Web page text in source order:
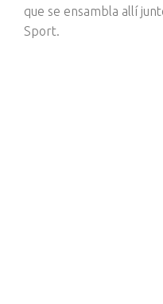
que se ensambla allí
Sport.